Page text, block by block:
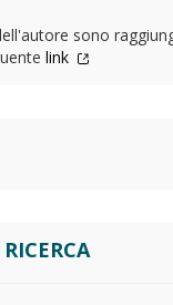
sono
link